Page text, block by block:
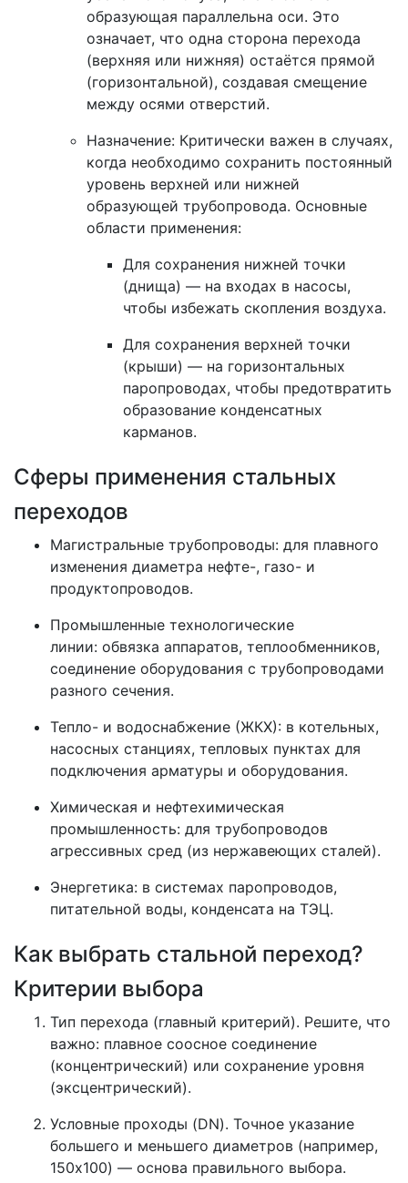
образующая параллельна оси. Это
означает, что одна сторона перехода
(верхняя или нижняя) остаётся прямой
(горизонтальной), создавая смещение
между осями отверстий.
Назначение: Критически важен в случаях,
когда необходимо сохранить постоянный
уровень верхней или нижней
образующей трубопровода. Основные
области применения:
Для сохранения нижней точки
(днища) — на входах в насосы,
чтобы избежать скопления воздуха.
Для сохранения верхней точки
(крыши) — на горизонтальных
паропроводах, чтобы предотвратить
образование конденсатных
карманов.
Сферы применения стальных
переходов
Магистральные трубопроводы: для плавного
изменения диаметра нефте-, газо- и
продуктопроводов.
Промышленные технологические
линии: обвязка аппаратов, теплообменников,
соединение оборудования с трубопроводами
разного сечения.
Тепло- и водоснабжение (ЖКХ): в котельных,
насосных станциях, тепловых пунктах для
подключения арматуры и оборудования.
Химическая и нефтехимическая
промышленность: для трубопроводов
агрессивных сред (из нержавеющих сталей).
Энергетика: в системах паропроводов,
питательной воды, конденсата на ТЭЦ.
Как выбрать стальной переход?
Критерии выбора
Тип перехода (главный критерий). Решите, что
важно: плавное соосное соединение
(концентрический) или сохранение уровня
(эксцентрический).
Условные проходы (DN). Точное указание
большего и меньшего диаметров (например,
150x100) — основа правильного выбора.